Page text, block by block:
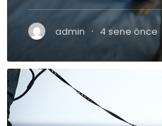
admin · 4 sene önce